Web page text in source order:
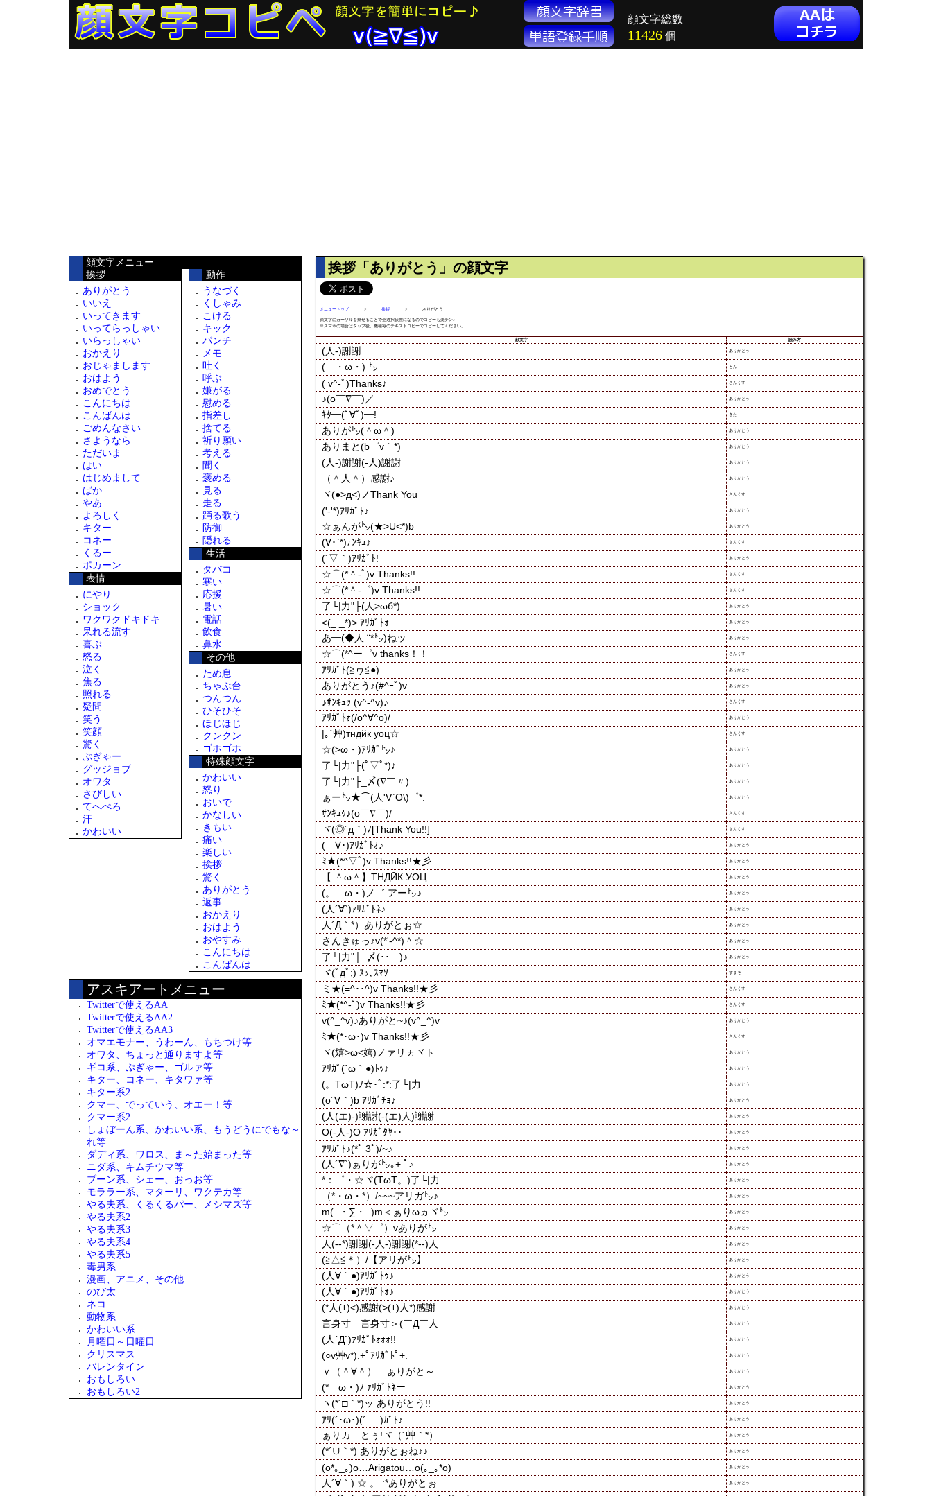
顔文字総数
11426 個
顔文字メニュー
挨拶
ありがとう
いいえ
いってきます
いってらっしゃい
いらっしゃい
おかえり
おじゃまします
おはよう
おめでとう
こんにちは
こんばんは
ごめんなさい
さようなら
ただいま
はい
はじめまして
ばか
やあ
よろしく
キター
コネー
くるー
ポカーン
表情
にやり
ショック
ワクワクドキドキ
呆れる流す
喜ぶ
怒る
泣く
焦る
照れる
疑問
笑う
笑顔
驚く
ぷぎゃー
グッジョブ
オワタ
さびしい
てへぺろ
汗
かわいい
動作
うなづく
くしゃみ
こける
キック
パンチ
メモ
吐く
呼ぶ
嫌がる
慰める
指差し
捨てる
祈り願い
考える
聞く
褒める
見る
走る
踊る歌う
防御
隠れる
生活
タバコ
寒い
応援
暑い
電話
飲食
鼻水
その他
ため息
ちゃぶ台
つんつん
ひそひそ
ほじほじ
クンクン
ゴホゴホ
特殊顔文字
かわいい
怒り
おいで
かなしい
きもい
痛い
楽しい
挨拶
驚く
ありがとう
返事
おかえり
おはよう
おやすみ
こんにちは
こんばんは
アスキアートメニュー
Twitterで使えるAA
Twitterで使えるAA2
Twitterで使えるAA3
オマエモナー、うわーん、もちつけ等
オワタ、ちょっと通りますよ等
ギコ系、ぷぎゃー、ゴルァ等
キター、コネー、キタワァ等
キター系2
クマー、でっていう、オエー！等
クマー系2
しょぼーん系、かわいい系、もうどうにでもな～
れ等
ダディ系、ワロス、ま～た始まった等
ニダ系、キムチウマ等
ブーン系、シェー、おっお等
モララー系、マターリ、ワクテカ等
やる夫系、くるくるパー、メシマズ等
やる夫系2
やる夫系3
やる夫系4
やる夫系5
毒男系
漫画、アニメ、その他
のび太
ネコ
動物系
かわいい系
月曜日～日曜日
クリスマス
バレンタイン
おもしろい
おもしろい2
挨拶「ありがとう」の顔文字
メニュートップ > 挨拶 > ありがとう
顔文字にカーソルを乗せることで全選択状態になるのでコピーも楽チン♪
※スマホの場合はタップ後、機種毎のテキストコピーでコピーしてください。
顔文字 読み方
ありがとう
とん
さんくす
ありがとう
きた
ありがとう
ありがとう
ありがとう
ありがとう
さんくす
ありがとう
ありがとう
さんくす
ありがとう
さんくす
さんくす
ありがとう
ありがとう
ありがとう
さんくす
ありがとう
ありがとう
さんくす
ありがとう
さんくす
ありがとう
ありがとう
ありがとう
ありがとう
さんくす
さんくす
ありがとう
ありがとう
ありがとう
ありがとう
ありがとう
ありがとう
ありがとう
ありがとう
すまそ
さんくす
さんくす
ありがとう
さんくす
ありがとう
ありがとう
ありがとう
ありがとう
ありがとう
ありがとう
ありがとう
ありがとう
ありがとう
ありがとう
ありがとう
ありがとう
ありがとう
ありがとう
ありがとう
ありがとう
ありがとう
ありがとう
ありがとう
ありがとう
ありがとう
ありがとう
ありがとう
ありがとう
ありがとう
ありがとう
ありがとう
ありがとう